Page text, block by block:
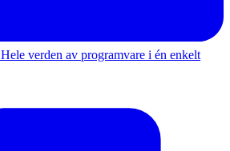
Hele verden av programvare i én enkelt